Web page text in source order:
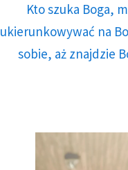
Kto szuka Boga,
ukierunkowywać na
sobie, aż znajdzie